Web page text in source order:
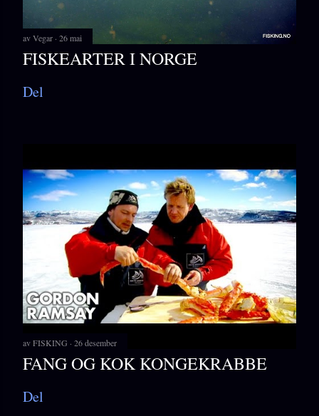
avVegar 26 mai
FISKEARTER I NORGE
Del
avFISKING 26 desember
FANG OG KOK KONGEKRABBE
Del